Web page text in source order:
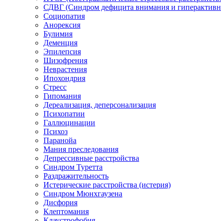
СДВГ (Синдром дефицита внимания и
Социопатия
Анорексия
Булимия
Деменция
Эпилепсия
Шизофрения
Неврастения
Ипохондрия
Стресс
Гипомания
Дереализация, деперсонализация
Психопатии
Галлюцинации
Психоз
Паранойа
Мания преследования
Депрессивные расстройства
Синдром Туретта
Раздражительность
Истерические расстройства (истерия)
Синдром Мюнхгаузена
Дисфория
Клептомания